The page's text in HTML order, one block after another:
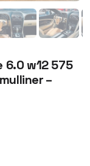
w12 575
–